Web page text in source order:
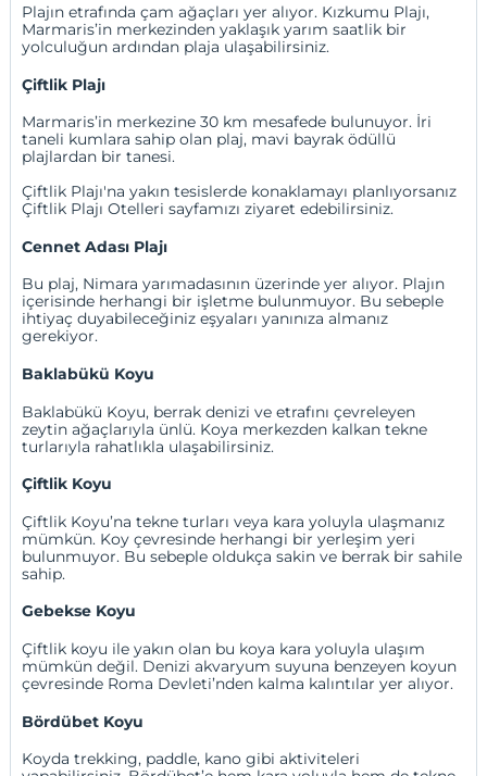
Plajın etrafında çam ağaçları yer alıyor. Kızkumu Plajı,
Marmaris’in merkezinden yaklaşık yarım saatlik bir
yolculuğun ardından plaja ulaşabilirsiniz.
Çiftlik Plajı
Marmaris’in merkezine 30 km mesafede bulunuyor. İri
taneli kumlara sahip olan plaj, mavi bayrak ödüllü
plajlardan bir tanesi.
Çiftlik Plajı'na yakın tesislerde konaklamayı planlıyorsanız
Çiftlik Plajı Otelleri sayfamızı ziyaret edebilirsiniz.
Cennet Adası Plajı
Bu plaj, Nimara yarımadasının üzerinde yer alıyor. Plajın
içerisinde herhangi bir işletme bulunmuyor. Bu sebeple
ihtiyaç duyabileceğiniz eşyaları yanınıza almanız
gerekiyor.
Baklabükü Koyu
Baklabükü Koyu, berrak denizi ve etrafını çevreleyen
zeytin ağaçlarıyla ünlü. Koya merkezden kalkan tekne
turlarıyla rahatlıkla ulaşabilirsiniz.
Çiftlik Koyu
Çiftlik Koyu’na tekne turları veya kara yoluyla ulaşmanız
mümkün. Koy çevresinde herhangi bir yerleşim yeri
bulunmuyor. Bu sebeple oldukça sakin ve berrak bir sahile
sahip.
Gebekse Koyu
Çiftlik koyu ile yakın olan bu koya kara yoluyla ulaşım
mümkün değil. Denizi akvaryum suyuna benzeyen koyun
çevresinde Roma Devleti’nden kalma kalıntılar yer alıyor.
Bördübet Koyu
Koyda trekking, paddle, kano gibi aktiviteleri